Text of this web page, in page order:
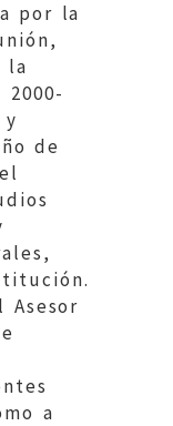
por la
la
y
de
Asesor
a